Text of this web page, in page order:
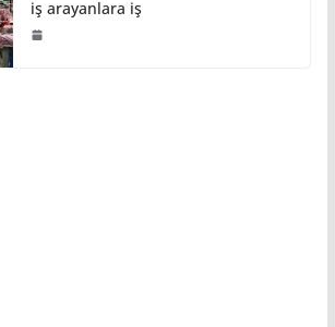
iş arayanlara iş